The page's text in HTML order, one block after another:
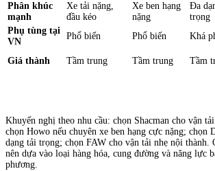
Phân khúc
mạnh
Xe tải nặng,
đầu kéo
Xe ben hạng
nặng
Đa
trọng
Phụ tùng tại
VN
Phổ biến Phổ biến Khá
Giá thành Tầm trung Tầm trung Tầm
Khuyến nghị theo nhu cầu: chọn Shacman cho vận
chọn Howo nếu chuyên xe ben hạng cực nặng; chọn
dạng tải trọng; chọn FAW cho vận tải nhẹ nội thành.
nên dựa vào loại hàng hóa, cung đường và năng lực
phương.